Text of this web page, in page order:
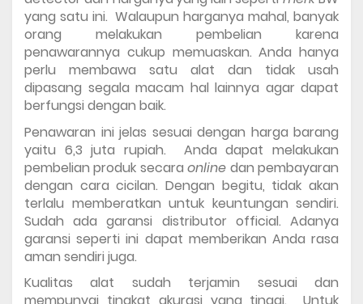
yang satu ini.  Walaupun harganya mahal, banyak
orang melakukan pembelian karena
penawarannya cukup memuaskan. Anda hanya
perlu membawa satu alat dan tidak usah
dipasang segala macam hal lainnya agar dapat
berfungsi dengan baik.
Penawaran ini jelas sesuai dengan harga barang
yaitu 6,3 juta rupiah.  Anda dapat melakukan
pembelian produk secara online dan pembayaran
dengan cara cicilan. Dengan begitu, tidak akan
terlalu memberatkan untuk keuntungan sendiri.
Sudah ada garansi distributor official. Adanya
garansi seperti ini dapat memberikan Anda rasa
aman sendiri juga.
Kualitas alat sudah terjamin sesuai dan